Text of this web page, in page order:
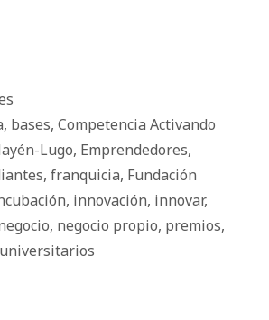
, bases, Competencia Activando
Lugo, Emprendedores,
, franquicia, Fundación
, innovación, innovar,
, negocio propio, premios,
universitarios